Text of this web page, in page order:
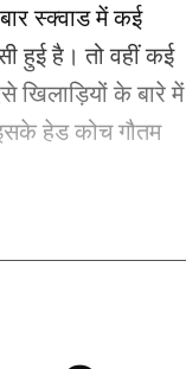
स्क्वाड में कई
हुई है। तो वहीं कई
खिलाड़ियों के बारे में
हेड कोच गौतम
ये 3